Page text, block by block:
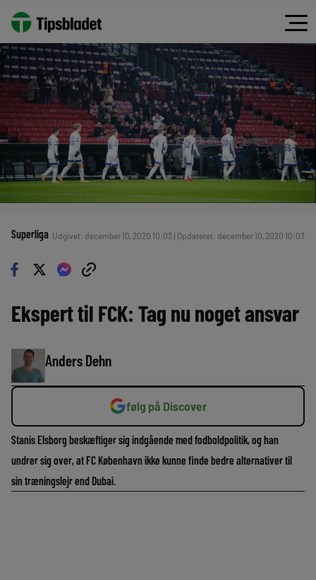
Superliga Udgivet: december 10, 2020 10:03 | Opdateret: december 10, 2020 10:03
Ekspert til FCK: Tag nu noget ansvar
Anders Dehn
følg på Discover
Stanis Elsborg beskæftiger sig indgående med fodboldpolitik, og han
undrer sig over, at FC København ikke kunne finde bedre alternativer til
sin træningslejr end Dubai.